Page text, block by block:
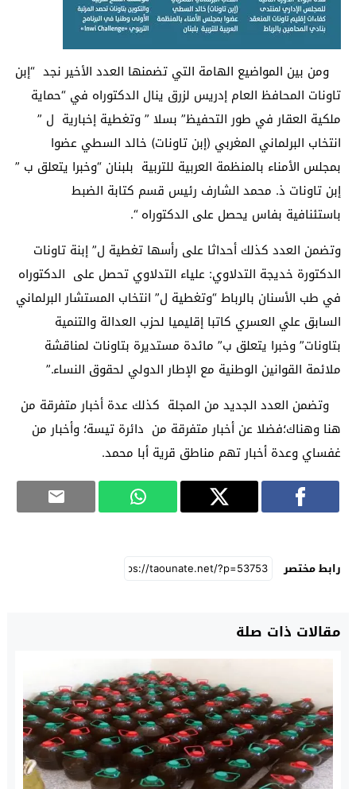
ومن بين المواضيع الهامة التي تضمنها العدد الأخير نجد “إبن
تاونات المحافظ العام إدريس لزرق ينال الدكتوراه في “حماية
ملكية العقار في طور التحفيظ” بسلا ” وتغطية إخبارية ل ”
انتخاب البرلماني المغربي (إبن تاونات) خالد السطي عضوا
بمجلس الأمناء بالمنظمة العربية للتربية بلبنان “وخبرا يتعلق ب ”
إبن تاونات ذ. محمد الشارف رئيس قسم كتابة الضبط
باستئنافية بفاس يحصل على الدكتوراه “.
وتضمن العدد كذلك أحداثا على رأسها تغطية ل” إبنة تاونات
الدكتورة خديجة التدلاوي: علياء التدلاوي تحصل على الدكتوراه
في طب الأسنان بالرباط “وتغطية ل” انتخاب المستشار البرلماني
السابق علي العسري كاتبا إقليميا لحزب العدالة والتنمية
بتاونات‎” وخبرا يتعلق ب” مائدة مستديرة بتاونات لمناقشة
ملائمة القوانين الوطنية مع الإطار الدولي لحقوق النساء‎”.‎
وتضمن العدد الجديد من المجلة كذلك عدة أخبار متفرقة من
هنا وهناك؛فضلا عن أخبار متفرقة من دائرة تيسة؛ وأخبار من
غفساي وعدة أخبار تهم مناطق قرية أبا محمد.
رابط مختصر
مقالات ذات صلة